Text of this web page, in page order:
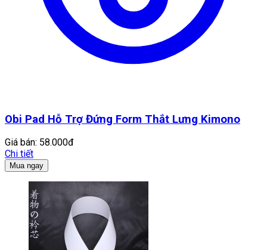
Obi Pad Hỗ Trợ Đứng Form Thắt Lưng Kimono
Giá bán: 58.000đ
Chi tiết
Mua ngay